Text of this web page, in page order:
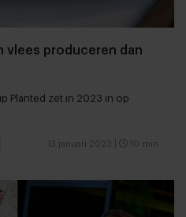
vlees produceren dan
Planted zet in 2023 in op
13 januari 2023 10 min